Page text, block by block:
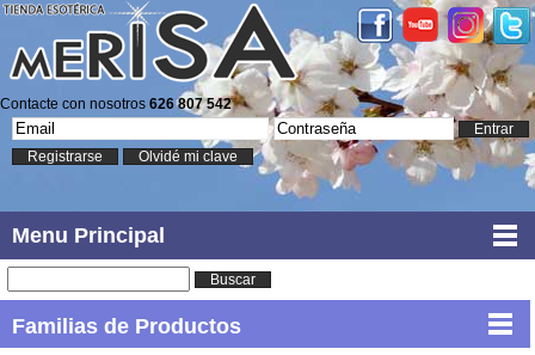
Contacte con nosotros 626 807 542
Entrar
Registrarse
Olvidé mi clave
Menu Principal
Buscar
Familias de Productos